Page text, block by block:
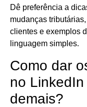
Dê preferência a
mudanças
clientes e exemplos
linguagem simples.
Como dar
no
demais?